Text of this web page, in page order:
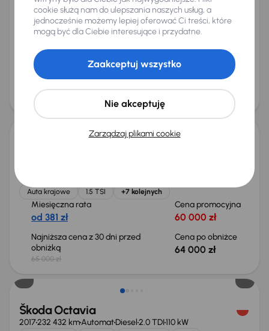
Opel Insignia
2014136 968 kmAutomat Benzyna1.6 Turbo 125 kW
1.6 Turbo
Miesięczna rata
od 199 zł
Cena promocyjna
31 500 zł
33 500 zł
Auta krajowe
1.5 TSI +7 kolejnych
Miesięczna rata
od 381 zł
Cena promocyjna
60 000 zł
Najniższa cena z 30 dni przed
obniżką
65 000 zł
Cena po obniżce
64 000 zł
Taniej o 1 500 zł
Škoda Octavia
2017232 432 kmAutomatDiesel2.0 TDI110 kW
cookie służą nam do ulepszania naszych usług, a
jednocześnie możemy lepiej oferować Ci treści, które
mogą być dla Ciebie interesujące i przydatne.
Zarządzaj plikami cookie
Nie akceptuję
Zaakceptuj wszystko